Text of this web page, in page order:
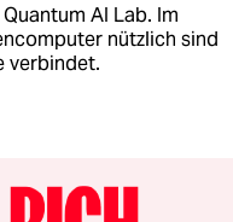
AI Lab. Im
nützlich sind
verbindet.